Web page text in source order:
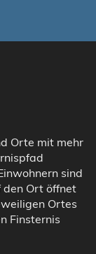
Orte mit mehr
sind
den Ort öffnet
Ortes
Finsternis